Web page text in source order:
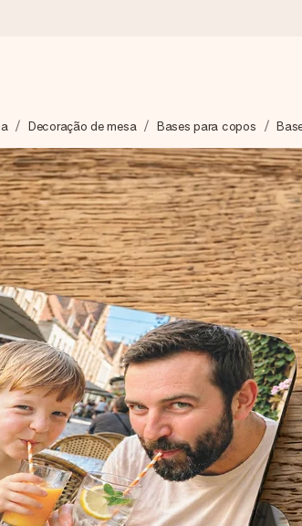
a atenção e enviamos num instante - para
avaliações)
avaliam-nos com 4,7 no Google
- com o nome dela, uma foto ou uma
Decoração de mesa Bases para copos